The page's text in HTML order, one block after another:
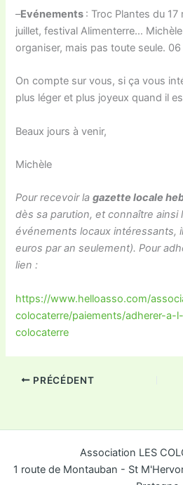
–Evénements : Troc Plantes du
juillet, festival Alimenterre…
organiser, mais pas toute seule.
On compte sur vous, si ça vous
plus léger et plus joyeux quand il
Beaux jours à venir,
Michèle
Pour recevoir lagazette locale
dès sa parution,et connaître ainsi
événements locaux intéressants,
euros par an seulement).Pour
lien :
https://www.helloasso.com/
colocaterre/paiements/adherer-a-
colocaterre
PRÉCÉDENT
Association LES
1 route de Montauban - St